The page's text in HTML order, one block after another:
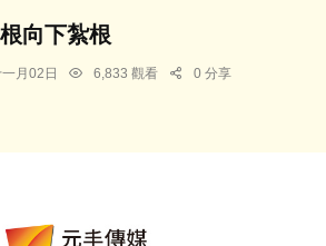
向下紮根
月02日 6,833 觀看 0 分享